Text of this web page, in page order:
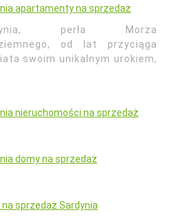
apartamenty na sprzedaż
perła Morza
od lat przyciąga
swoim unikalnym urokiem,
nieruchomości na sprzedaż
domy na sprzedaż
na sprzedaż Sardynia